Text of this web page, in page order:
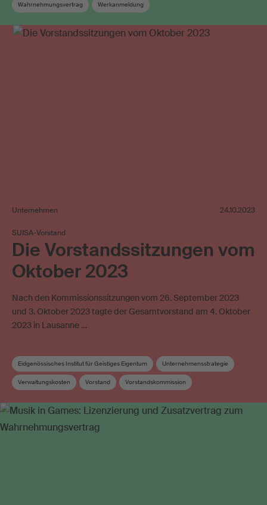
Wahrnehmungsvertrag Werkanmeldung
Unternehmen 24.10.2023
SUISA-Vorstand
Die Vorstandssitzungen vom
Oktober 2023
Nach den Kommissionssitzungen vom 26. September 2023
und 3. Oktober 2023 tagte der Gesamtvorstand am 4. Oktober
2023 in Lausanne …
Eidgenössisches Institut für Geistiges Eigentum Unternehmensstrategie
Verwaltungskosten Vorstand Vorstandskommission